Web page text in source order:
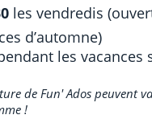
les vendredis
d’automne)
les vacances
de Fun' Ados peuvent
!